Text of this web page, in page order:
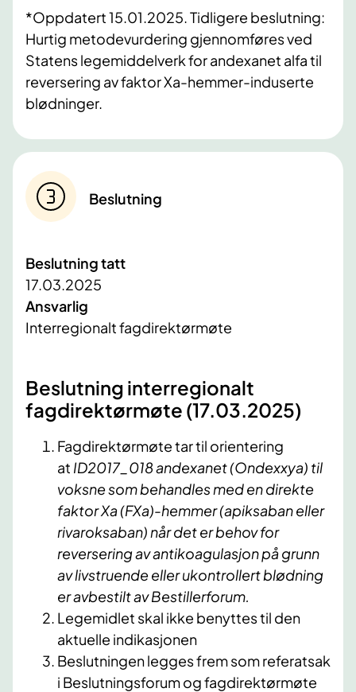
*Oppdatert 15.01.2025. Tidligere beslutning:
Hurtig metodevurdering gjennomføres ved
Statens legemiddelverk for andexanet alfa til
reversering av faktor Xa-hemmer-induserte
blødninger.
Beslutning
Beslutning tatt
17.03.2025
Ansvarlig
Interregionalt fagdirektørmøte
Beslutning interregionalt
fagdirektørmøte (17.03.2025)
Fagdirektørmøte tar til orientering
at ID2017_018 andexanet (Ondexxya) til
voksne som behandles med en direkte
faktor Xa (FXa)-hemmer (apiksaban eller
rivaroksaban) når det er behov for
reversering av antikoagulasjon på grunn
av livstruende eller ukontrollert blødning
er avbestilt av Bestillerforum.
Legemidlet skal ikke benyttes til den
aktuelle indikasjonen
Beslutningen legges frem som referatsak
i Beslutningsforum og fagdirektørmøte